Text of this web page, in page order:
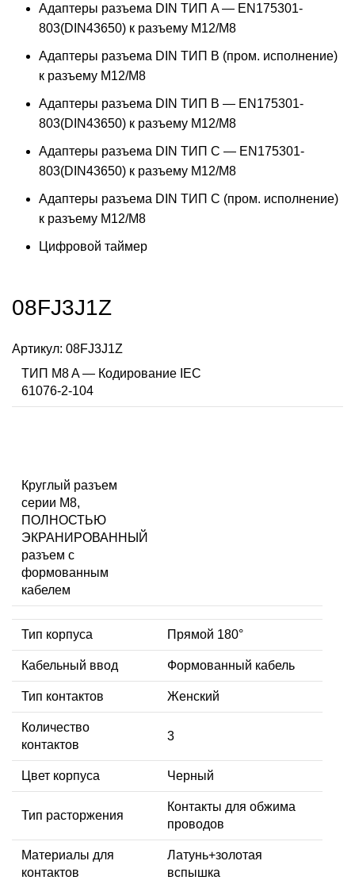
Адаптеры разъема DIN ТИП A — EN175301-
803(DIN43650) к разъему M12/M8
Адаптеры разъема DIN ТИП B (пром. исполнение)
к разъему M12/M8
Адаптеры разъема DIN ТИП B — EN175301-
803(DIN43650) к разъему M12/M8
Адаптеры разъема DIN ТИП C — EN175301-
803(DIN43650) к разъему M12/M8
Адаптеры разъема DIN ТИП C (пром. исполнение)
к разъему M12/M8
Цифровой таймер
08FJ3J1Z
Артикул: 08FJ3J1Z
ТИП M8 A — Кодирование IEC
61076-2-104
Круглый разъем
серии M8,
ПОЛНОСТЬЮ
ЭКРАНИРОВАННЫЙ
разъем с
формованным
кабелем
Тип корпуса Прямой 180°
Кабельный ввод Формованный кабель
Тип контактов Женский
Количество
контактов
3
Цвет корпуса Черный
Тип расторжения
Контакты для обжима
проводов
Материалы для
контактов
Латунь+золотая
вспышка